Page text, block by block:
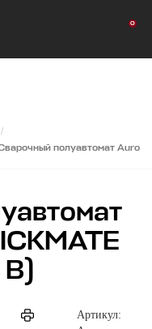
0
полуавтомат
В)
Артикул: